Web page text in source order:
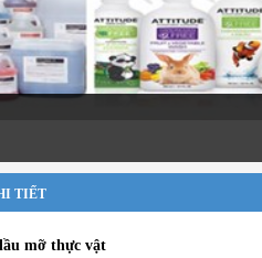
TIẾT
mỡ thực vật